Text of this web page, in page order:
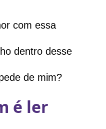
com essa
dentro desse
de mim?
é ler